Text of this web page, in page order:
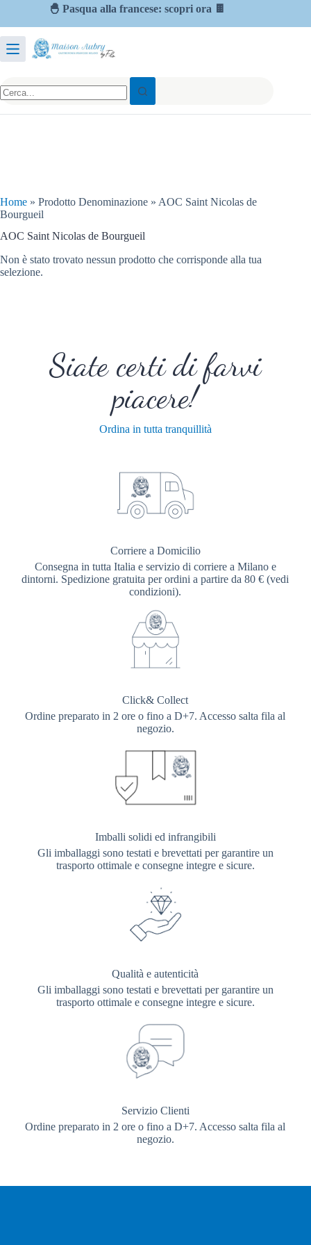
🐣 Pasqua alla francese: scopri ora 🍫
Home » Prodotto Denominazione » AOC Saint Nicolas de
Bourgueil
AOC Saint Nicolas de Bourgueil
Non è stato trovato nessun prodotto che corrisponde alla tua
selezione.
Siate certi di farvi
piacere!
Ordina in tutta tranquillità
Corriere a Domicilio
Consegna in tutta Italia e servizio di corriere a Milano e
dintorni. Spedizione gratuita per ordini a partire da 80 € (vedi
condizioni).
Click& Collect
Ordine preparato in 2 ore o fino a D+7. Accesso salta fila al
negozio.
Imballi solidi ed infrangibili
Gli imballaggi sono testati e brevettati per garantire un
trasporto ottimale e consegne integre e sicure.
Qualità e autenticità
Gli imballaggi sono testati e brevettati per garantire un
trasporto ottimale e consegne integre e sicure.
Servizio Clienti
Ordine preparato in 2 ore o fino a D+7. Accesso salta fila al
negozio.